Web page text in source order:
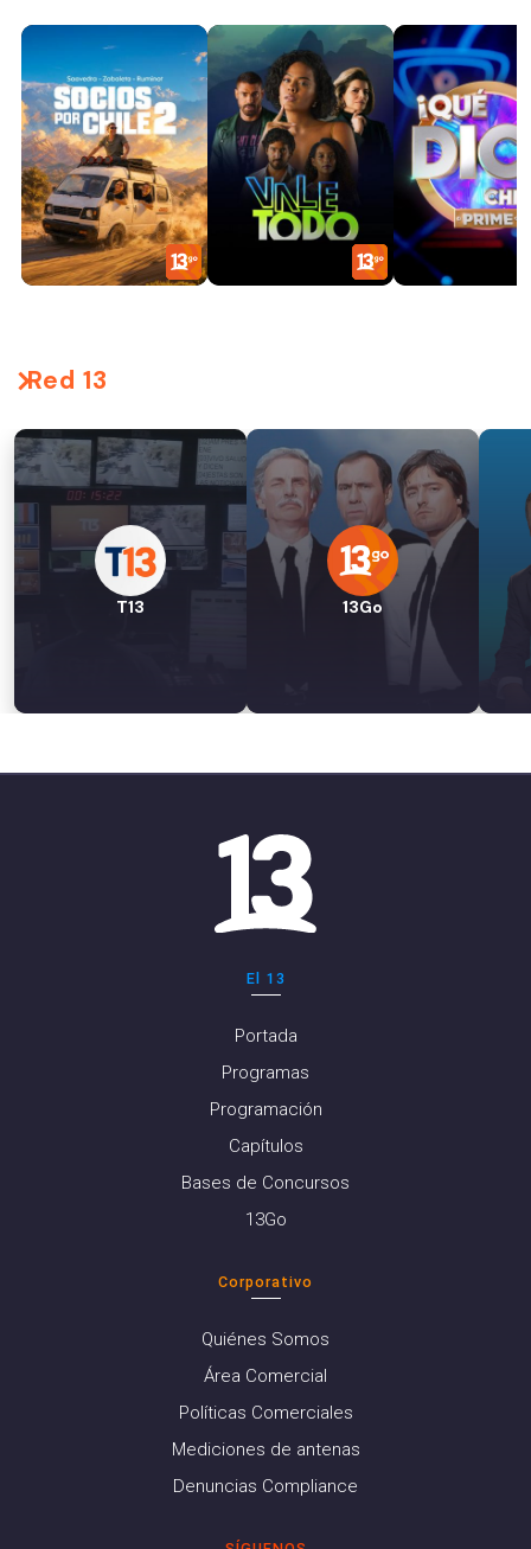
Red 13
T13 13Go
El 13
Portada
Programas
Programación
Capítulos
Bases de Concursos
13Go
Corporativo
Quiénes Somos
Área Comercial
Políticas Comerciales
Mediciones de antenas
Denuncias Compliance